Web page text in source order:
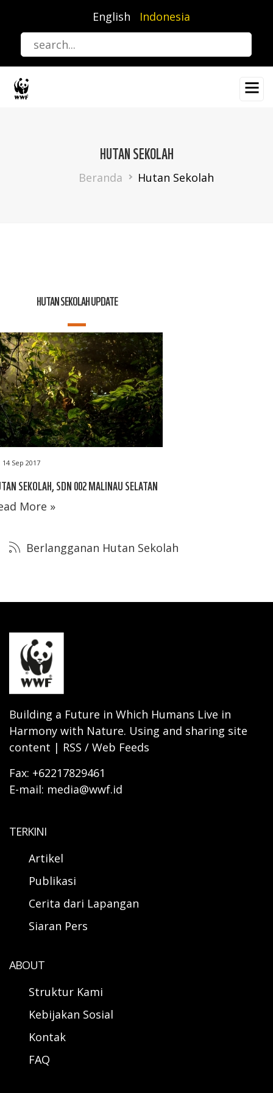
utama
English Indonesia
HUTAN SEKOLAH
Breadcrumb
Beranda Hutan Sekolah
HUTAN SEKOLAH UPDATE
14 Sep 2017
SEKOLAH, SDN 002 MALINAU SELATAN
More »
Berlangganan Hutan Sekolah
Building a Future in Which Humans Live in
Harmony with Nature. Using and sharing site
content | RSS / Web Feeds
Fax: +62217829461
E-mail: media@wwf.id
TERKINI
Artikel
Publikasi
Cerita dari Lapangan
Siaran Pers
ABOUT
Struktur Kami
Kebijakan Sosial
Kontak
FAQ